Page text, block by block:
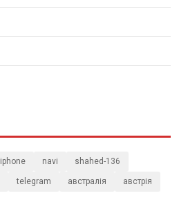
iphone navi shahed-136
telegram австралія австрія